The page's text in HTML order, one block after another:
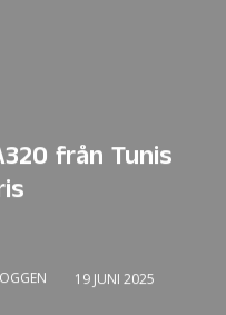
från Tunis
19 JUNI 2025